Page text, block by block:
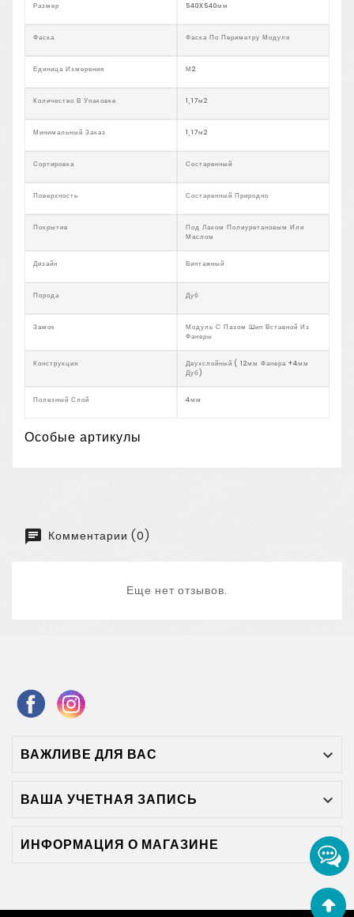
Размер 540X540мм
Фаска Фаска По Периметру Модуля
Единица Измерения М2
Количество В Упаковке 1,17м2
Минимальный Заказ 1,17м2
Сортировка Состаренный
Поверхность Состаренный Природно
Покрытие
Под Лаком Полиуретановым Или
Маслом
Дизайн Винтажный
Порода Дуб
Замок
Модуль С Пазом Шип Вставной Из
Фанеры
Конструкция
Двухслойный ( 12мм Фанера +4мм
Дуб)
Полезный Слой 4мм
Особые артикулы
Комментарии (0)
Еще нет отзывов.
ВАЖЛИВЕ ДЛЯ ВАС 
ВАША УЧЕТНАЯ ЗАПИСЬ 
ИНФОРМАЦИЯ О МАГАЗИНЕ 